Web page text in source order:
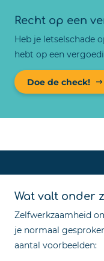
Recht op een
Heb je letselschade
hebt op een
Doe de check!
Wat valt onder
Zelfwerkzaamheid
je normaal
aantal voorbeelden: